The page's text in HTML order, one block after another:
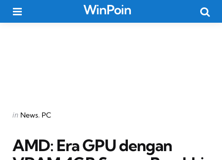
WinPoin
Categories
Posted
in News PC
AMD: Era GPU dengan